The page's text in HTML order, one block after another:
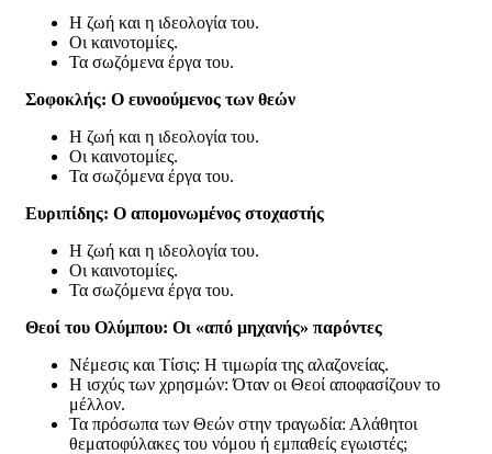
Η ζωή και η ιδεολογία του.
Οι καινοτομίες.
Τα σωζόμενα έργα του.
Σοφοκλής: Ο ευνοούμενος των θεών
Η ζωή και η ιδεολογία του.
Οι καινοτομίες.
Τα σωζόμενα έργα του.
Ευριπίδης: Ο απομονωμένος στοχαστής
Η ζωή και η ιδεολογία του.
Οι καινοτομίες.
Τα σωζόμενα έργα του.
Θεοί του Ολύμπου: Οι «από μηχανής» παρόντες
Νέμεσις και Τίσις: Η τιμωρία της αλαζονείας.
Η ισχύς των χρησμών: Όταν οι Θεοί αποφασίζουν το
μέλλον.
Τα πρόσωπα των Θεών στην τραγωδία: Αλάθητοι
θεματοφύλακες του νόμου ή εμπαθείς εγωιστές;